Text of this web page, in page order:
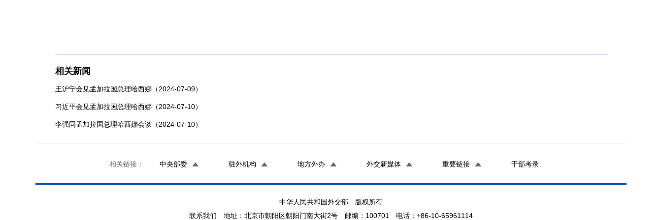
相关新闻
王沪宁会见孟加拉国总理哈西娜（2024-07-09）
习近平会见孟加拉国总理哈西娜（2024-07-10）
李强同孟加拉国总理哈西娜会谈（2024-07-10）
相关链接： 中央部委 驻外机构 地方外办 外交新媒体 重要链接 干部考录
中华人民共和国外交部 版权所有
联系我们 地址：北京市朝阳区朝阳门南大街2号 邮编：100701 电话：+86-10-65961114